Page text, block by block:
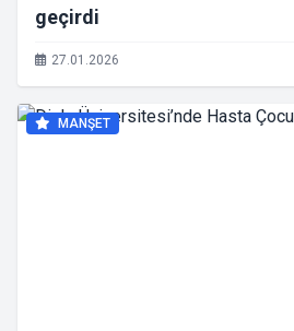
geçirdi
27.01.2026
MANŞET